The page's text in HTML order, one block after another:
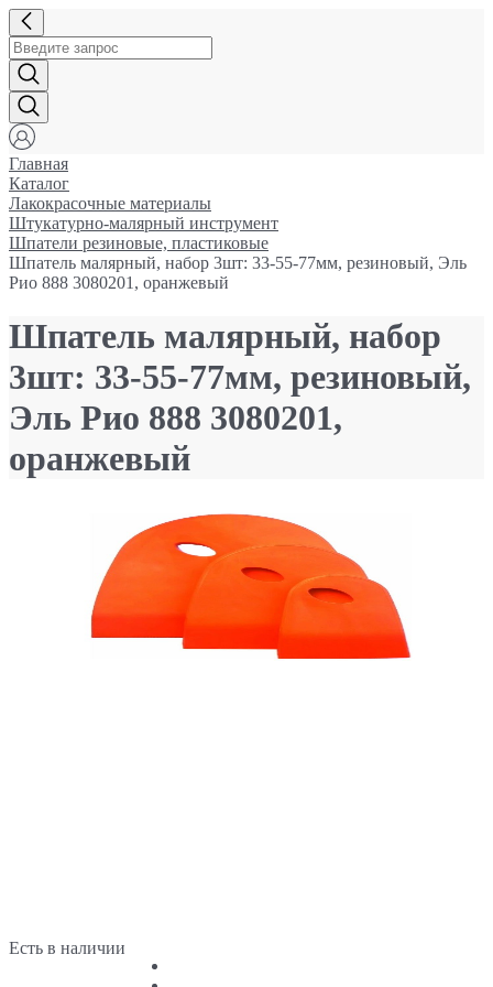
Главная
Каталог
Лакокрасочные материалы
Штукатурно-малярный инструмент
Шпатели резиновые, пластиковые
Шпатель малярный, набор 3шт: 33-55-77мм, резиновый, Эль
Рио 888 3080201, оранжевый
Шпатель малярный, набор
3шт: 33-55-77мм, резиновый,
Эль Рио 888 3080201,
оранжевый
Есть в наличии